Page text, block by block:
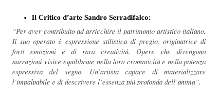
Il Critico d’arte Sandro Serradifalco:
“Per aver contribuito ad arricchire il patrimonio artistico italiano.
Il suo operato è espressione stilistica di pregio, originatrice di
forti emozioni e di rara creatività. Opere che divengono
narrazioni visive equilibrate nella loro cromaticità e nella potenza
espressiva del segno. Un’artista capace di materializzare
l’impalpabile e di descrivere l’essenza più profonda dell’anima”.